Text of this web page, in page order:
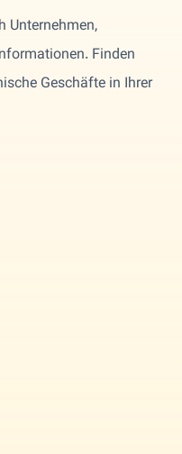
Unternehmen,
Finden
Geschäfte in Ihrer